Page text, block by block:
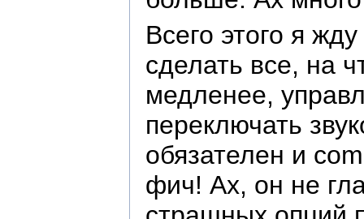
Всего этого я
сделать все, на
медленее,
переключать
обязателен и
фич! Ах, он не